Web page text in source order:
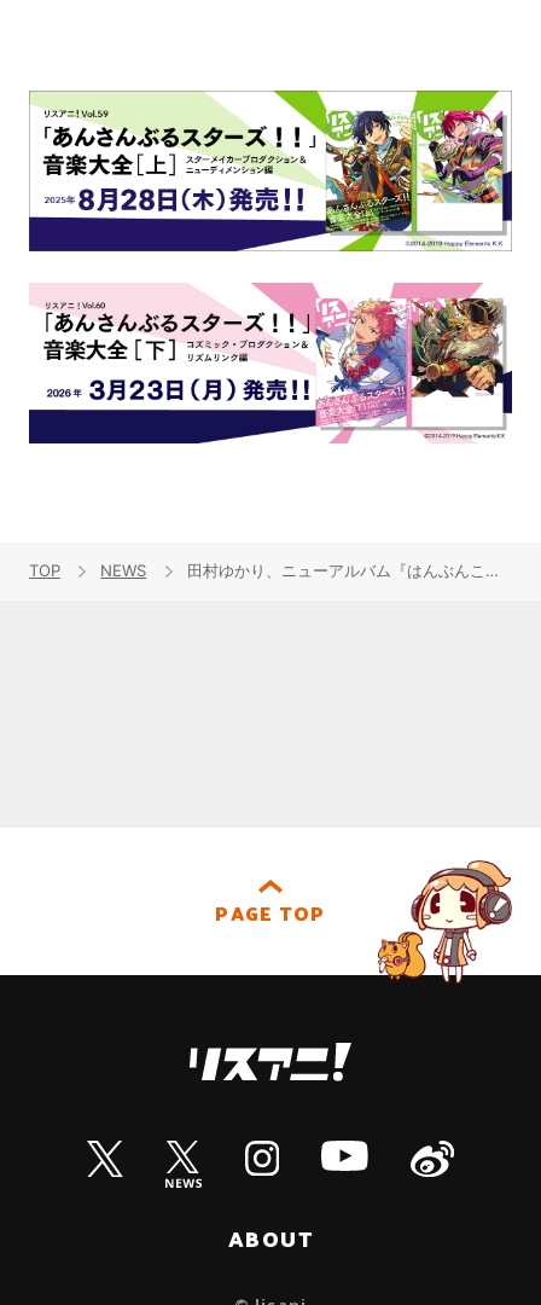
TOP NEWS 田村ゆかり、ニューアルバム『はんぶんこ。』6月3日発売決定！ジャケット写真も同時公開！
PAGE TOP
ABOUT